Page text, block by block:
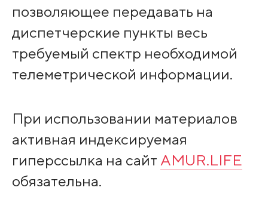
позволяющее передавать на
диспетчерские пункты весь
требуемый спектр необходимой
телеметрической информации.
При использовании материалов
активная индексируемая
гиперссылка на сайт AMUR.LIFE
обязательна.